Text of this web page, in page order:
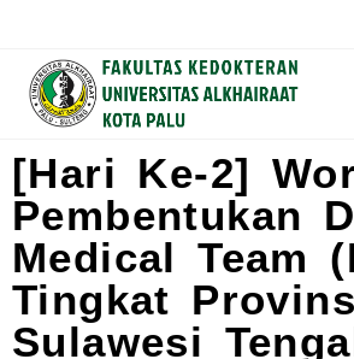
[Hari Ke-2]
Pembentukan
Medical Team
Tingkat
Sulawesi